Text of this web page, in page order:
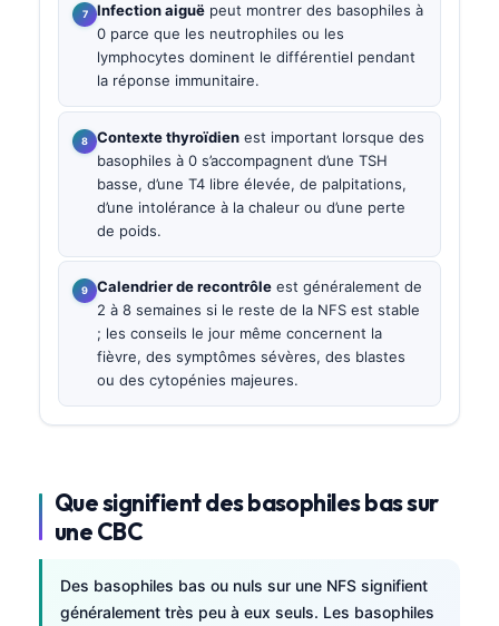
Infection aiguë peut montrer des basophiles à
0 parce que les neutrophiles ou les
lymphocytes dominent le différentiel pendant
la réponse immunitaire.
Contexte thyroïdien est important lorsque des
basophiles à 0 s’accompagnent d’une TSH
basse, d’une T4 libre élevée, de palpitations,
d’une intolérance à la chaleur ou d’une perte
de poids.
Calendrier de recontrôle est généralement de
2 à 8 semaines si le reste de la NFS est stable
; les conseils le jour même concernent la
fièvre, des symptômes sévères, des blastes
ou des cytopénies majeures.
Que signifient des basophiles bas sur
une CBC
Des basophiles bas ou nuls sur une NFS signifient
généralement très peu à eux seuls. Les basophiles